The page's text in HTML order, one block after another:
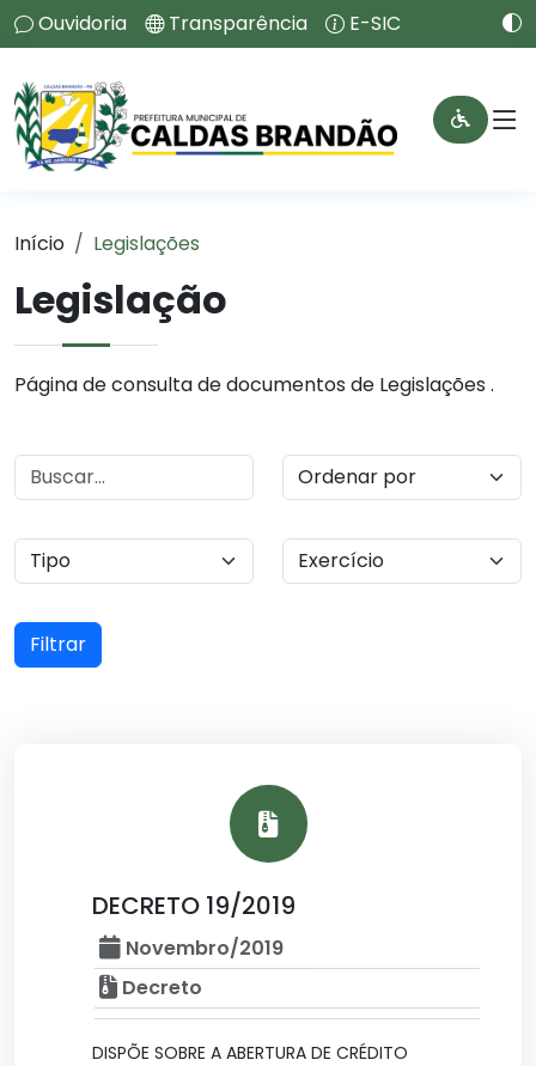
Ouvidoria Transparência E-SIC
Início Legislações
Legislação
Página de consulta de documentos de Legislações .
Filtrar
DECRETO 19/2019
Novembro/2019
Decreto
DISPÕE SOBRE A ABERTURA DE CRÉDITO